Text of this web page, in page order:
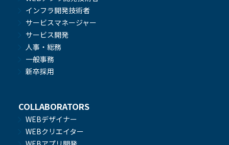
インフラ開発技術者
サービスマネージャー
サービス開発
人事・総務
一般事務
新卒採用
COLLABORATORS
WEBデザイナー
WEBクリエイター